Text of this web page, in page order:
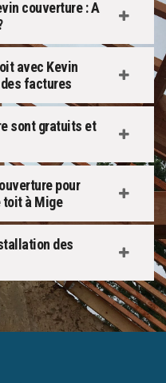
couverture : A
avec Kevin
factures
sont gratuits et
pour
à Mige
des